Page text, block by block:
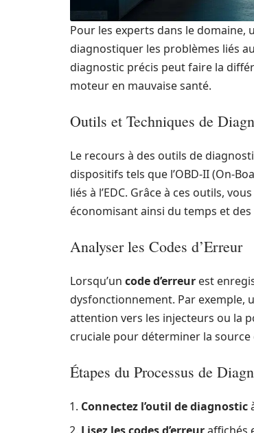
Pour les experts dans le domaine,
diagnostiquer les problèmes liés
diagnostic précis peut faire la
moteur en mauvaise santé.
Outils et Techniques de
Le recours à des outils de
dispositifs tels que l’OBD-II (On-
liés à l’EDC. Grâce à ces outils,
économisant ainsi du temps et
Analyser les Codes d’Erreur
Lorsqu’un code d’erreur est
dysfonctionnement. Par exemple,
attention vers les injecteurs ou la
cruciale pour déterminer la
Étapes du Processus de
Connectez l’outil de diagnostic